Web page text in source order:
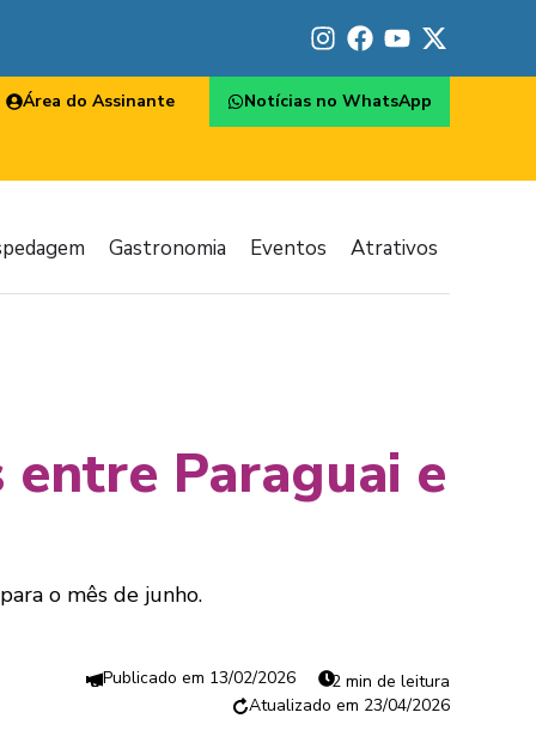
Área do Assinante Notícias no WhatsApp
Gastronomia Eventos Atrativos
Paraguai e
o mês de junho.
13/02/2026
2 min de leitura
23/04/2026